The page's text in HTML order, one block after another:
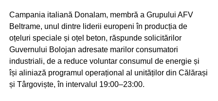
precizat părintele vicar al Arhiepiscopiei Târgoviștei,
preotul Ionuț Ghibanu.
Evenimentele vor debuta luni, 10 august, la ora 17:00, cu
slujba Vecerniei, săvârșită pe un podium special
amenajat lângă Catedrala Mitropolitană din Târgoviște.
La finalul sfintei slujbe, IPS Nifon – Arhiepiscopul și
Campania italiană Donalam, membră a Grupului AFV
Beltrame, unul dintre liderii europeni în producția de
oțeluri speciale și oțel beton, răspunde solicitărilor
Guvernului Bolojan adresate marilor consumatori
industriali, de a reduce voluntar consumul de energie și
își aliniază programul operațional al unităților din Călărași
și Târgoviște, în intervalul 19:00–23:00.